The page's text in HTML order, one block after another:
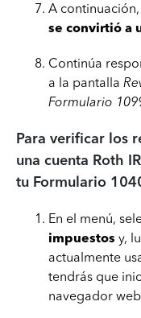
A
se convirtió a
Continúa
a la pantalla
Formulario
Para verificar los
una cuenta Roth
tu Formulario
En el menú,
impuestos y,
actualmente
tendrás que
navegador